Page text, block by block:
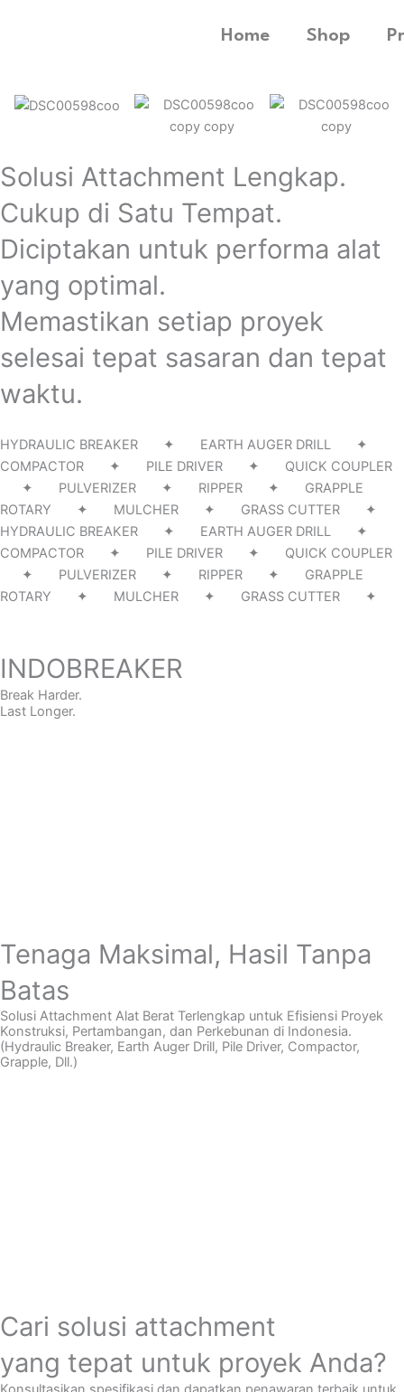
Home Shop
Solusi Attachment Lengkap.
Cukup di Satu Tempat.
Diciptakan untuk performa alat
yang optimal.
Memastikan setiap proyek
selesai tepat sasaran dan tepat
waktu.
HYDRAULIC BREAKER ✦ EARTH AUGER DRILL ✦
COMPACTOR ✦ PILE DRIVER ✦ QUICK COUPLER
✦ PULVERIZER ✦ RIPPER ✦ GRAPPLE
ROTARY ✦ MULCHER ✦ GRASS CUTTER ✦
HYDRAULIC BREAKER ✦ EARTH AUGER DRILL ✦
COMPACTOR ✦ PILE DRIVER ✦ QUICK COUPLER
✦ PULVERIZER ✦ RIPPER ✦ GRAPPLE
ROTARY ✦ MULCHER ✦ GRASS CUTTER ✦
INDOBREAKER
Break Harder.
Last Longer.
Tenaga Maksimal, Hasil Tanpa
Batas
Solusi Attachment Alat Berat Terlengkap untuk Efisiensi Proyek
Konstruksi, Pertambangan, dan Perkebunan di Indonesia.
(Hydraulic Breaker, Earth Auger Drill, Pile Driver, Compactor,
Grapple, Dll.)
Cari solusi attachment
yang tepat untuk proyek Anda?